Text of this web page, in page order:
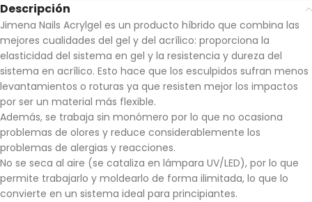
Descripción
Jimena Nails Acrylgel es un producto híbrido que combina las
mejores cualidades del gel y del acrílico: proporciona la
elasticidad del sistema en gel y la resistencia y dureza del
sistema en acrílico. Esto hace que los esculpidos sufran menos
levantamientos o roturas ya que resisten mejor los impactos
por ser un material más flexible.
Además, se trabaja sin monómero por lo que no ocasiona
problemas de olores y reduce considerablemente los
problemas de alergias y reacciones.
No se seca al aire (se cataliza en lámpara UV/LED), por lo que
permite trabajarlo y moldearlo de forma ilimitada, lo que lo
convierte en un sistema ideal para principiantes.